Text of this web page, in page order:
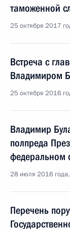
таможенной
25 октября 2017
Встреча с
Владимиром
25 октября 2016
Владимир
полпреда
федеральном
28 июля 2016
Перечень